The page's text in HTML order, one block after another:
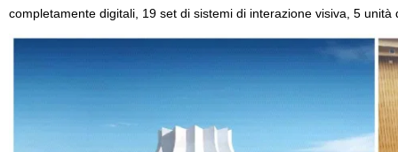
completamente digitali, 19 set di sistemi di interazione visiva, 5